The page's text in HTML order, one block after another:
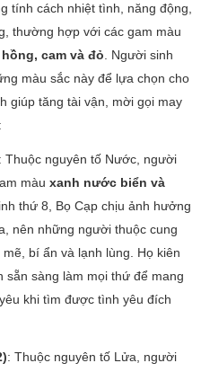
tính cách nhiệt tình, năng động,
thường hợp với các gam màu
cam và đỏ . Người sinh
màu sắc này để lựa chọn cho
giúp tăng tài vận, mời gọi may
: Thuộc nguyên tố Nước, người
màu xanh nước biển và
thứ 8, Bọ Cạp chịu ảnh hưởng
nên những người thuộc cung
bí ẩn và lạnh lùng. Họ kiên
sẵn sàng làm mọi thứ để mang
khi tìm được tình yêu đích
: Thuộc nguyên tố Lửa, người